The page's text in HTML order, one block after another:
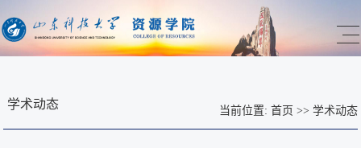
学术动态 当前位置: 首页 >> 学术动态